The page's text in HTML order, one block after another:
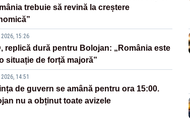
trebuie să revină la creștere
15:26
replică dură pentru Bolojan: „România este
situație de forță majoră”
14:51
de guvern se amână pentru ora 15:00.
nu a obținut toate avizele